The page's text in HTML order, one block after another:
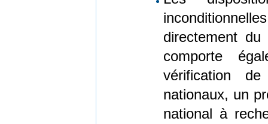
directement
comporte
vérification
nationaux, un
national à